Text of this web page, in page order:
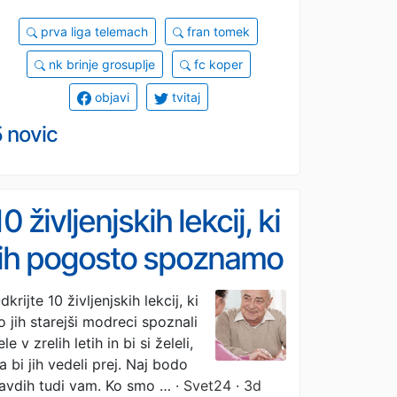
prva liga telemach fran tomek
nk brinje grosuplje fc koper
objavi tvitaj
novic
življenjskih lekcij, ki
pogosto spoznamo
10 življenjskih lekcij, ki
jih starejši modreci spoznali
v zrelih letih in bi si želeli,
bi jih vedeli prej. Naj bodo
tudi vam. Ko smo … · Svet24 · 3d